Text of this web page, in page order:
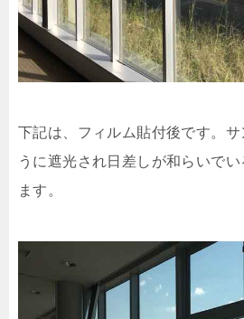
下記は、フィルム貼付後です。サ
うに遮光され日差しが和らいで
ます。